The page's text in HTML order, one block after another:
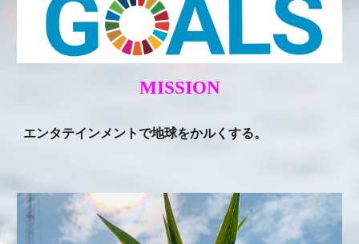
MISSION
エンタテインメントで地球をかルくする。